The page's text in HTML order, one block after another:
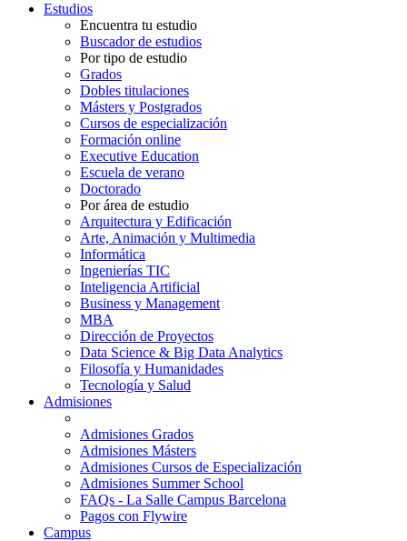
Estudios
Encuentra tu estudio
Buscador de estudios
Por tipo de estudio
Grados
Dobles titulaciones
Másters y Postgrados
Cursos de especialización
Formación online
Executive Education
Escuela de verano
Doctorado
Por área de estudio
Arquitectura y Edificación
Arte, Animación y Multimedia
Informática
Ingenierías TIC
Inteligencia Artificial
Business y Management
MBA
Dirección de Proyectos
Data Science & Big Data Analytics
Filosofía y Humanidades
Tecnología y Salud
Admisiones
Admisiones Grados
Admisiones Másters
Admisiones Cursos de Especialización
Admisiones Summer School
FAQs - La Salle Campus Barcelona
Pagos con Flywire
Campus